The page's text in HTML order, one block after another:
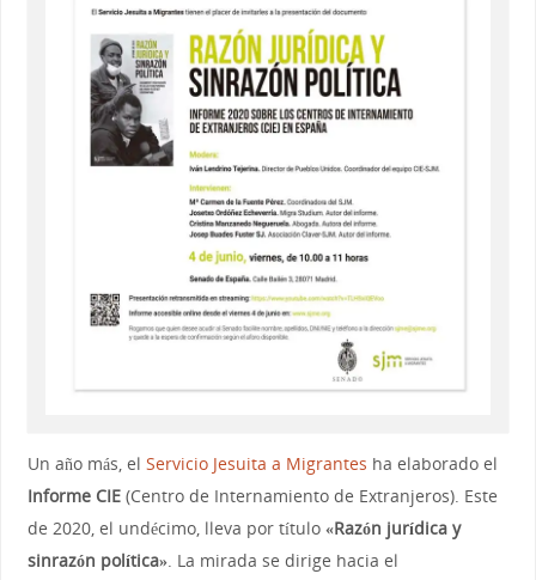
Un año más, el Servicio Jesuita a Migrantes ha elaborado el
Informe CIE(Centro de Internamiento de Extranjeros). Este
de 2020, el undécimo, lleva por título «Razón jurídica y
sinrazón política». La mirada se dirige hacia el